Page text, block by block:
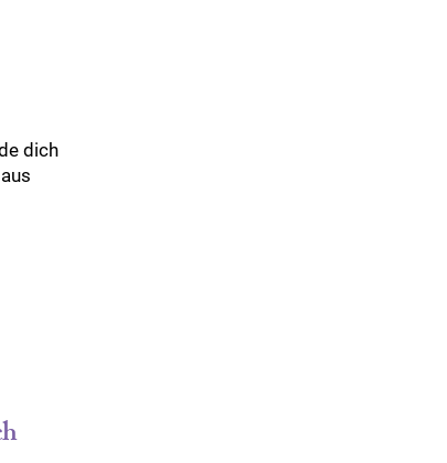
dich